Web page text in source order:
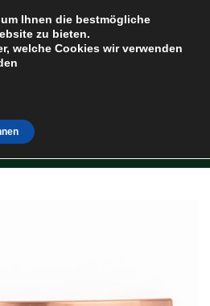
Ihnen die bestmögliche
zu bieten.
welche Cookies wir verwenden